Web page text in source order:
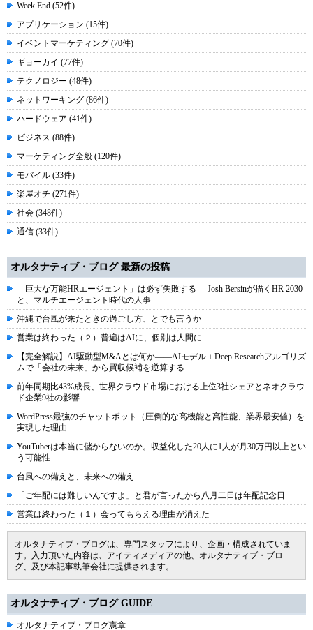
Week End (52件)
アプリケーション (15件)
イベントマーケティング (70件)
ギョーカイ (77件)
テクノロジー (48件)
ネットワーキング (86件)
ハードウェア (41件)
ビジネス (88件)
マーケティング全般 (120件)
モバイル (33件)
楽屋オチ (271件)
社会 (348件)
通信 (33件)
オルタナティブ・ブログ 最新の投稿
「巨大な万能HRエージェント」は必ず失敗する----Josh Bersinが描くHR 2030
と、マルチエージェント時代の人事
沖縄で台風が来たときの過ごし方、とでも言うか
営業は終わった（２）普遍はAIに、個別は人間に
【完全解説】AI駆動型M&Aとは何か――AIモデル＋Deep Researchアルゴリズ
ムで「会社の未来」から買収候補を逆算する
前年同期比43%成長、世界クラウド市場における上位3社シェアとネオクラウ
ド企業9社の影響
WordPress最強のチャットボット（圧倒的な高機能と高性能、業界最安値）を
実現した理由
YouTuberは本当に儲からないのか。収益化した20人に1人が月30万円以上とい
う可能性
台風への備えと、未来への備え
「ご年配には難しいんですよ」と君が言ったから八月二日は年配記念日
営業は終わった（１）会ってもらえる理由が消えた
オルタナティブ・ブログは、専門スタッフにより、企画・構成されていま
す。入力頂いた内容は、アイティメディアの他、オルタナティブ・ブロ
グ、及び本記事執筆会社に提供されます。
オルタナティブ・ブログ GUIDE
オルタナティブ・ブログ憲章